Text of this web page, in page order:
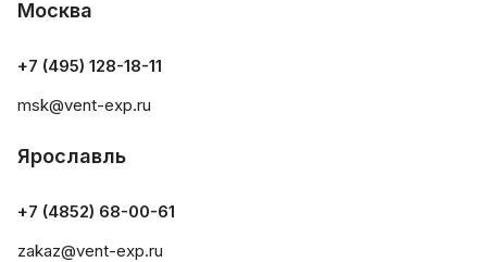
Москва
+7 (495) 128-18-11
msk@vent-exp.ru
Ярославль
+7 (4852) 68-00-61
zakaz@vent-exp.ru